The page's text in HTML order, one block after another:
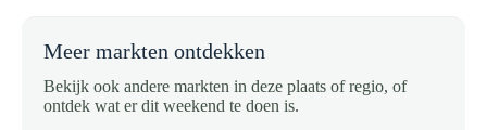
Meer markten ontdekken
Bekijk ook andere markten in deze plaats of regio, of
ontdek wat er dit weekend te doen is.